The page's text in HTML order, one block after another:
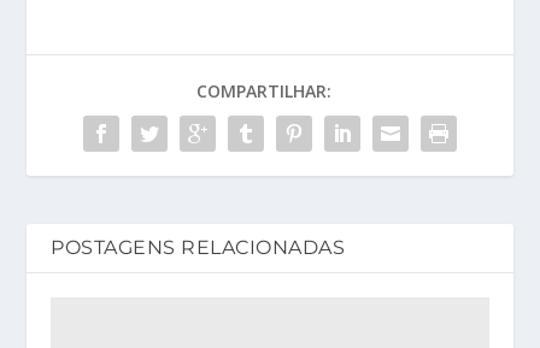
COMPARTILHAR:
POSTAGENS RELACIONADAS